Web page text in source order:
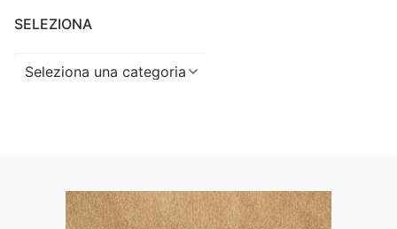
SELEZIONA
Seleziona